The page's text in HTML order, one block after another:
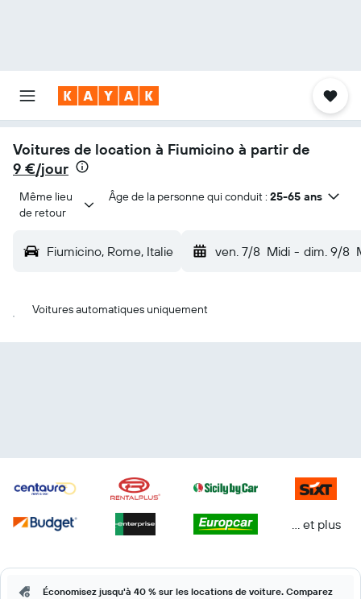
Voitures de location à Fiumicino à partir de
9 €/jour
Même lieu
de retour
Âge de la personne qui conduit : 25-65 ans
Fiumicino, Rome, Italie ven. 7/8 Midi - dim. 9/8
Voitures automatiques uniquement
… et plus
Économisez jusqu'à 40 % sur les locations de voiture. Comparez